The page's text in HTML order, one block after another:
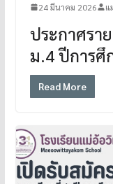
24 มีนาคม 2026 แ
ประกาศรา
ม.4 ปีการศึ
Read More